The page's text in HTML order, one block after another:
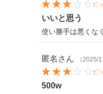
ビ
いいと思う
使い勝手は悪くな
匿名 さん
（2025/
ビ
500w